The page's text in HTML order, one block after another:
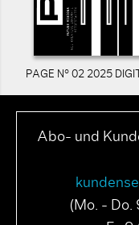
PAGE N° 02 2025
Abo- und
(Mo. -